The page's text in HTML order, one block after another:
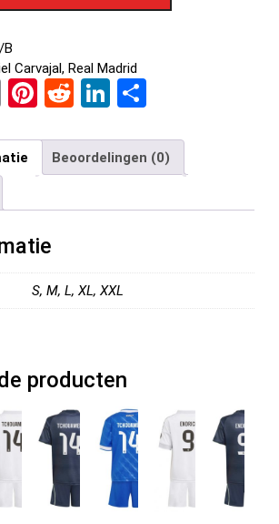
B
Carvajal, Real Madrid
E
ail
Pi
er
es
t
R
d
di
t
Li
ke
dI
n
e
n
Beoordelingen (0)
S, M, L, XL, XXL
producten